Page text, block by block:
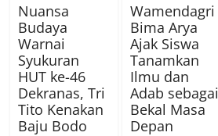
Nuansa
Budaya
Warnai
Syukuran
HUT ke-46
Dekranas, Tri
Tito Kenakan
Baju Bodo
Wamendagri
Bima Arya
Ajak Siswa
Tanamkan
Ilmu dan
Adab sebagai
Bekal Masa
Depan